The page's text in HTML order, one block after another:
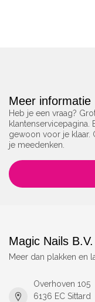
Meer informatie
Heb je een vraag?
klantenservicepagina.
gewoon voor je klaar.
je meedenken.
Magic Nails B.V.
Meer dan plakken en
Overhoven 105
6136 EC Sittard